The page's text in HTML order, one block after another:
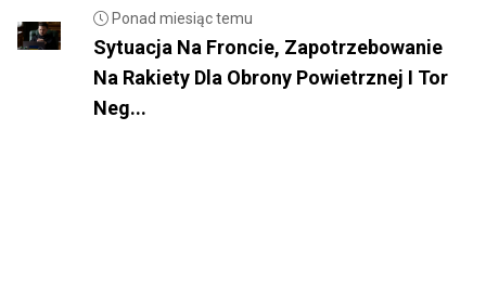
Ponad miesiąc temu
Sytuacja Na Froncie, Zapotrzebowanie
Na Rakiety Dla Obrony Powietrznej I Tor
Neg...